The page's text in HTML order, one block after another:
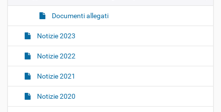
Documenti allegati
Notizie 2023
Notizie 2022
Notizie 2021
Notizie 2020